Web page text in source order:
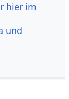
hier im
und